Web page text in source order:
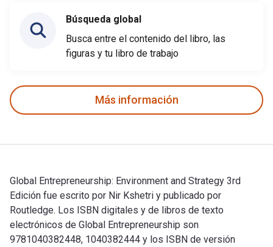
Búsqueda global
Busca entre el contenido del libro, las
figuras y tu libro de trabajo
Más información
Global Entrepreneurship: Environment and Strategy 3rd
Edición fue escrito por Nir Kshetri y publicado por
Routledge. Los ISBN digitales y de libros de texto
electrónicos de Global Entrepreneurship son
9781040382448, 1040382444 y los ISBN de versión